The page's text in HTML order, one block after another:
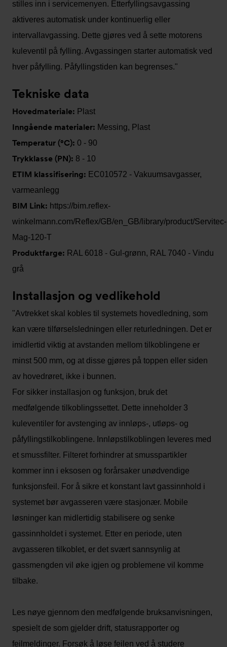
stilles inn i servicemenyen. Etterfyllingsavgassing
aktiveres automatisk under kontinuerlig eller
intervallavgassing. Dette gjøres ved å sette motorens
kuleventil på fylling. Avgassingen starter automatisk ved
hver påfylling. Påfyllingstiden kan begrenses."
Tekniske data
Hovedmateriale: Plast
Inngående materialer: Messing, Plast
Temperatur (°C): 0 - 90
Trykklasse (PN): 8 - 10
ETIM klassifisering: EC010572 - Vakuumsavgasser,
varmeanlegg
BIM Link: https://bim.reflex-
winkelmann.com/Reflex/GB/en_GB/library/product/Servitec-
Mag-120-T
Produktfarge: RAL 6018 - Gul-grønn, RAL 7040 - Vindu
grå
Installasjon og vedlikehold
"Avtrekket skal kobles til systemets hovedledning, som
kan være tilførselsledningen eller returledningen. Det er
imidlertid viktig at avstanden mellom tilkoblingene er
minst 500 mm, og at disse gjøres på toppen eller siden
av hovedrøret, ikke i bunnen.
For sikker installasjon og funksjon, bruk det
medfølgende tilkoblingssettet. Dette inneholder 3
kuleventiler for avstenging av innløps-, utløps- og
påfyllingstilkoblingene. Innløpstilkoblingen leveres med
et smussfilter. Filteret forhindrer at smusspartikler
kommer inn i eksosen og forårsaker unødvendige
funksjonsfeil. For å sikre et konstant lavt gassinnhold i
systemet bør avgasseren være stasjonær. Mobile
løsninger kan midlertidig stabilisere og senke
gassinnholdet i systemet. Etter en periode, uten
avgasseren tilkoblet, er det svært sannsynlig at
gassmengden vil øke igjen og problemene vil komme
tilbake.
Les nøye gjennom den medfølgende bruksanvisningen,
spesielt de som gjelder drift, statusrapporter og
feilmeldinger. Forsøk å løse feilen ved å studere